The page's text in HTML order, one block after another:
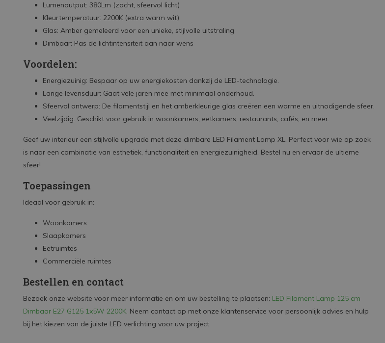
Lumenoutput: 380Lm (zacht, sfeervol licht)
Kleurtemperatuur: 2200K (extra warm wit)
Glas: Amber gemeleerd voor een unieke, stijlvolle uitstraling
Dimbaar: Pas de lichtintensiteit aan naar wens
Voordelen:
Energiezuinig: Bespaar op uw energiekosten dankzij de LED-technologie.
Lange levensduur: Gaat vele jaren mee met minimaal onderhoud.
Sfeervol ontwerp: De filamentstijl en het amberkleurige glas creëren een warme en uitnodigende sfeer.
Veelzijdig: Geschikt voor gebruik in woonkamers, eetkamers, restaurants, cafés, en meer.
Geef uw interieur een stijlvolle upgrade met deze dimbare LED Filament Lamp XL. Perfect voor wie op zoek
is naar een combinatie van esthetiek, functionaliteit en energiezuinigheid. Bestel nu en ervaar de ultieme
sfeer!
Toepassingen
Ideaal voor gebruik in:
Woonkamers
Slaapkamers
Eetruimtes
Commerciële ruimtes
Bestellen en contact
Bezoek onze website voor meer informatie en om uw bestelling te plaatsen: LED Filament Lamp 125 cm
Dimbaar E27 G125 1x5W 2200K. Neem contact op met onze klantenservice voor persoonlijk advies en hulp
bij het kiezen van de juiste LED verlichting voor uw project.